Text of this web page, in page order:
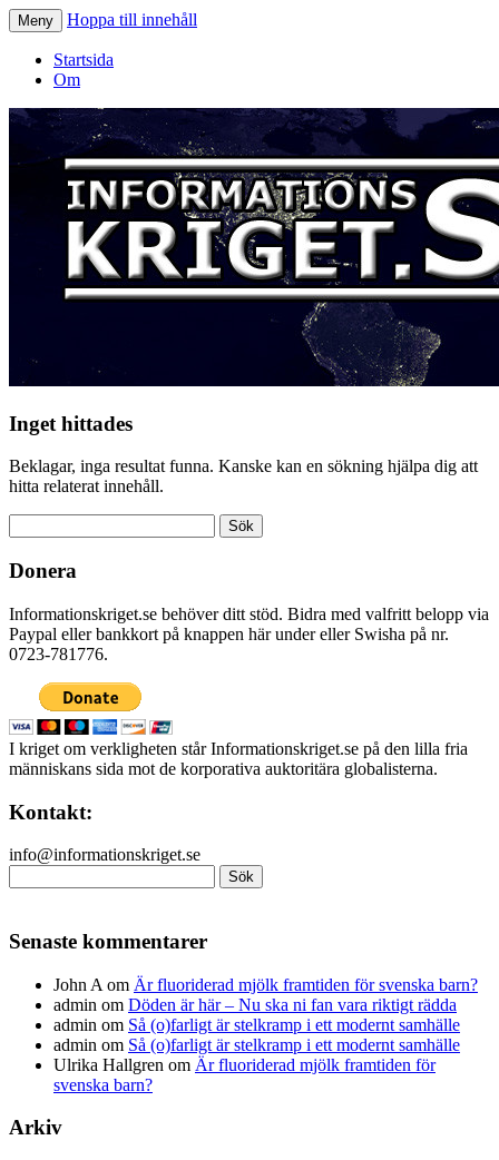
Informationskriget.se
Meny Hoppa till innehåll
Startsida
Om
Inget hittades
Beklagar, inga resultat funna. Kanske kan en sökning hjälpa dig att
hitta relaterat innehåll.
efter:
Donera
Informationskriget.se behöver ditt stöd. Bidra med valfritt belopp via
Paypal eller bankkort på knappen här under eller Swisha på nr.
0723-781776.
I kriget om verkligheten står Informationskriget.se på den lilla fria
människans sida mot de korporativa auktoritära globalisterna.
Kontakt:
info@informationskriget.se
efter:
Senaste kommentarer
John A om Är fluoriderad mjölk framtiden för svenska barn?
admin om Döden är här – Nu ska ni fan vara riktigt rädda
admin om Så (o)farligt är stelkramp i ett modernt samhälle
admin om Så (o)farligt är stelkramp i ett modernt samhälle
Ulrika Hallgren om Är fluoriderad mjölk framtiden för
svenska barn?
Arkiv